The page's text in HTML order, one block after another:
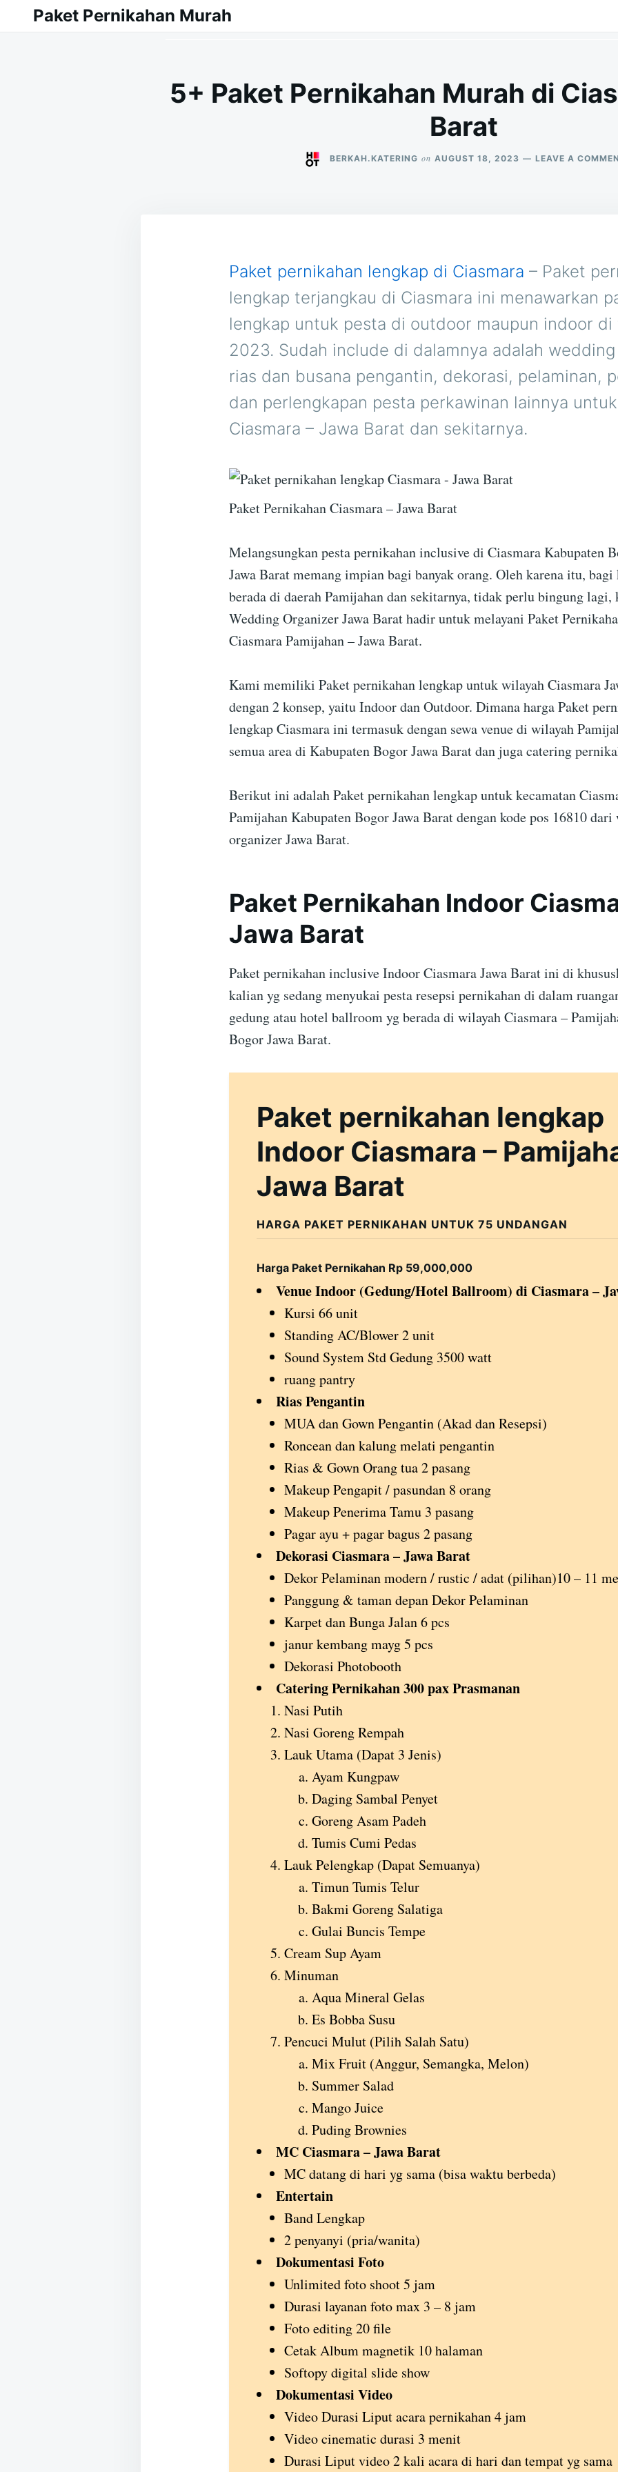
Search
Paket Pernikahan Murah
5+ Paket Pernikahan Murah di
Barat
BERKAH.KATERING on AUGUST 18, 2023 LEAVE A
Paket pernikahan lengkap di Ciasmara – Paket
lengkap terjangkau di Ciasmara ini menawarkan
lengkap untuk pesta di outdoor maupun indoor di
2023. Sudah include di dalamnya adalah
rias dan busana pengantin, dekorasi, pelaminan,
dan perlengkapan pesta perkawinan lainnya
Ciasmara – Jawa Barat dan sekitarnya.
Paket Pernikahan Ciasmara – Jawa Barat
Melangsungkan pesta pernikahan inclusive di Ciasmara Kabupaten
Jawa Barat memang impian bagi banyak orang. Oleh karena itu,
berada di daerah Pamijahan dan sekitarnya, tidak perlu bingung lagi,
Wedding Organizer Jawa Barat hadir untuk melayani Paket
Ciasmara Pamijahan – Jawa Barat.
Kami memiliki Paket pernikahan lengkap untuk wilayah Ciasmara
dengan 2 konsep, yaitu Indoor dan Outdoor. Dimana harga Paket
lengkap Ciasmara ini termasuk dengan sewa venue di wilayah
semua area di Kabupaten Bogor Jawa Barat dan juga catering
Berikut ini adalah Paket pernikahan lengkap untuk kecamatan
Pamijahan Kabupaten Bogor Jawa Barat dengan kode pos 16810 dari
organizer Jawa Barat.
Paket Pernikahan Indoor
Jawa Barat
Paket pernikahan inclusive Indoor Ciasmara Jawa Barat ini di
kalian yg sedang menyukai pesta resepsi pernikahan di dalam
gedung atau hotel ballroom yg berada di wilayah Ciasmara –
Bogor Jawa Barat.
Paket pernikahan lengkap
Indoor Ciasmara –
Jawa Barat
HARGA PAKET PERNIKAHAN UNTUK 75 UNDANGAN
Harga Paket Pernikahan Rp 59,000,000
Venue Indoor (Gedung/Hotel Ballroom) di Ciasmara –
Kursi 66 unit
Standing AC/Blower 2 unit
Sound System Std Gedung 3500 watt
ruang pantry
Rias Pengantin
MUA dan Gown Pengantin (Akad dan Resepsi)
Roncean dan kalung melati pengantin
Rias & Gown Orang tua 2 pasang
Makeup Pengapit / pasundan 8 orang
Makeup Penerima Tamu 3 pasang
Pagar ayu + pagar bagus 2 pasang
Dekorasi Ciasmara – Jawa Barat
Dekor Pelaminan modern / rustic / adat (pilihan)10 – 11
Panggung & taman depan Dekor Pelaminan
Karpet dan Bunga Jalan 6 pcs
janur kembang mayg 5 pcs
Dekorasi Photobooth
Catering Pernikahan 300 pax Prasmanan
Nasi Putih
Nasi Goreng Rempah
Lauk Utama (Dapat 3 Jenis)
Ayam Kungpaw
Daging Sambal Penyet
Goreng Asam Padeh
Tumis Cumi Pedas
Lauk Pelengkap (Dapat Semuanya)
Timun Tumis Telur
Bakmi Goreng Salatiga
Gulai Buncis Tempe
Cream Sup Ayam
Minuman
Aqua Mineral Gelas
Es Bobba Susu
Pencuci Mulut (Pilih Salah Satu)
Mix Fruit (Anggur, Semangka, Melon)
Summer Salad
Mango Juice
Puding Brownies
MC Ciasmara – Jawa Barat
MC datang di hari yg sama (bisa waktu berbeda)
Entertain
Band Lengkap
2 penyanyi (pria/wanita)
Dokumentasi Foto
Unlimited foto shoot 5 jam
Durasi layanan foto max 3 – 8 jam
Foto editing 20 file
Cetak Album magnetik 10 halaman
Softopy digital slide show
Dokumentasi Video
Video Durasi Liput acara pernikahan 4 jam
Video cinematic durasi 3 menit
Durasi Liput video 2 kali acara di hari dan tempat yg sama